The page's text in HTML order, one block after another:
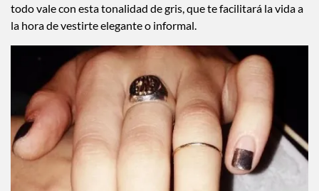
todo vale con esta tonalidad de gris, que te facilitará la vida a
la hora de vestirte elegante o informal.